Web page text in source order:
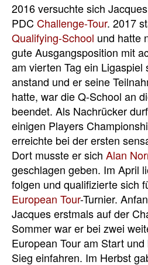
2016 versuchte sich
PDC Challenge-Tour. 2017
Qualifying-School und hatte
gute Ausgangsposition mit
am vierten Tag ein Ligaspiel
anstand und er seine
hatte, war die Q-School an
beendet. Als Nachrücker
einigen Players
erreichte bei der ersten
Dort musste er sich Alan
geschlagen geben. Im April
folgen und qualifizierte sich
European Tour-Turnier.
Jacques erstmals auf der
Sommer war er bei zwei
European Tour am Start
Sieg einfahren. Im Herbst